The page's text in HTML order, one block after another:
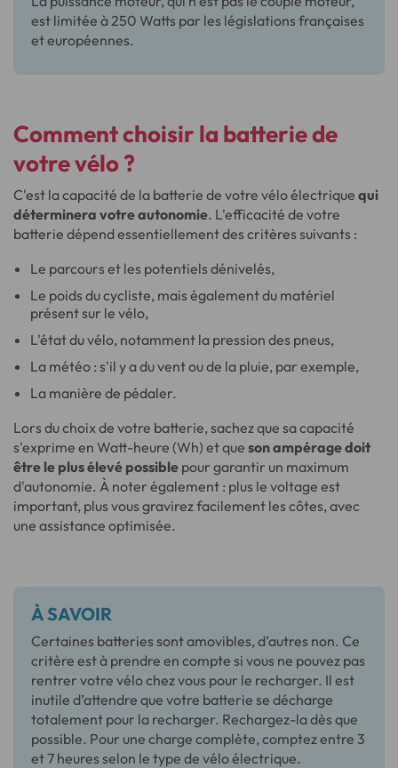
est limitée à 250 Watts par les législations françaises
et européennes.
Comment choisir la batterie de
votre vélo ?
C'est la capacité de la batterie de votre vélo électrique qui
déterminera votre autonomie. L'efficacité de votre
batterie dépend essentiellement des critères suivants :
Le parcours et les potentiels dénivelés,
Le poids du cycliste, mais également du matériel
présent sur le vélo,
L'état du vélo, notamment la pression des pneus,
La météo : s'il y a du vent ou de la pluie, par exemple,
La manière de pédaler.
Lors du choix de votre batterie, sachez que sa capacité
s'exprime en Watt-heure (Wh) et que son ampérage doit
être le plus élevé possible pour garantir un maximum
d'autonomie. À noter également : plus le voltage est
important, plus vous gravirez facilement les côtes, avec
une assistance optimisée.
À SAVOIR
Certaines batteries sont amovibles, d’autres non. Ce
critère est à prendre en compte si vous ne pouvez pas
rentrer votre vélo chez vous pour le recharger. Il est
inutile d’attendre que votre batterie se décharge
totalement pour la recharger. Rechargez-la dès que
possible. Pour une charge complète, comptez entre 3
et 7 heures selon le type de vélo électrique.